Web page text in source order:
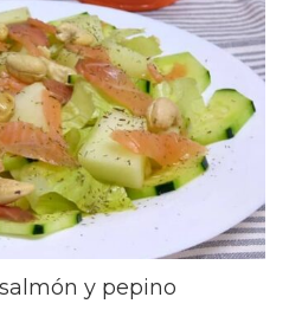
y pepino